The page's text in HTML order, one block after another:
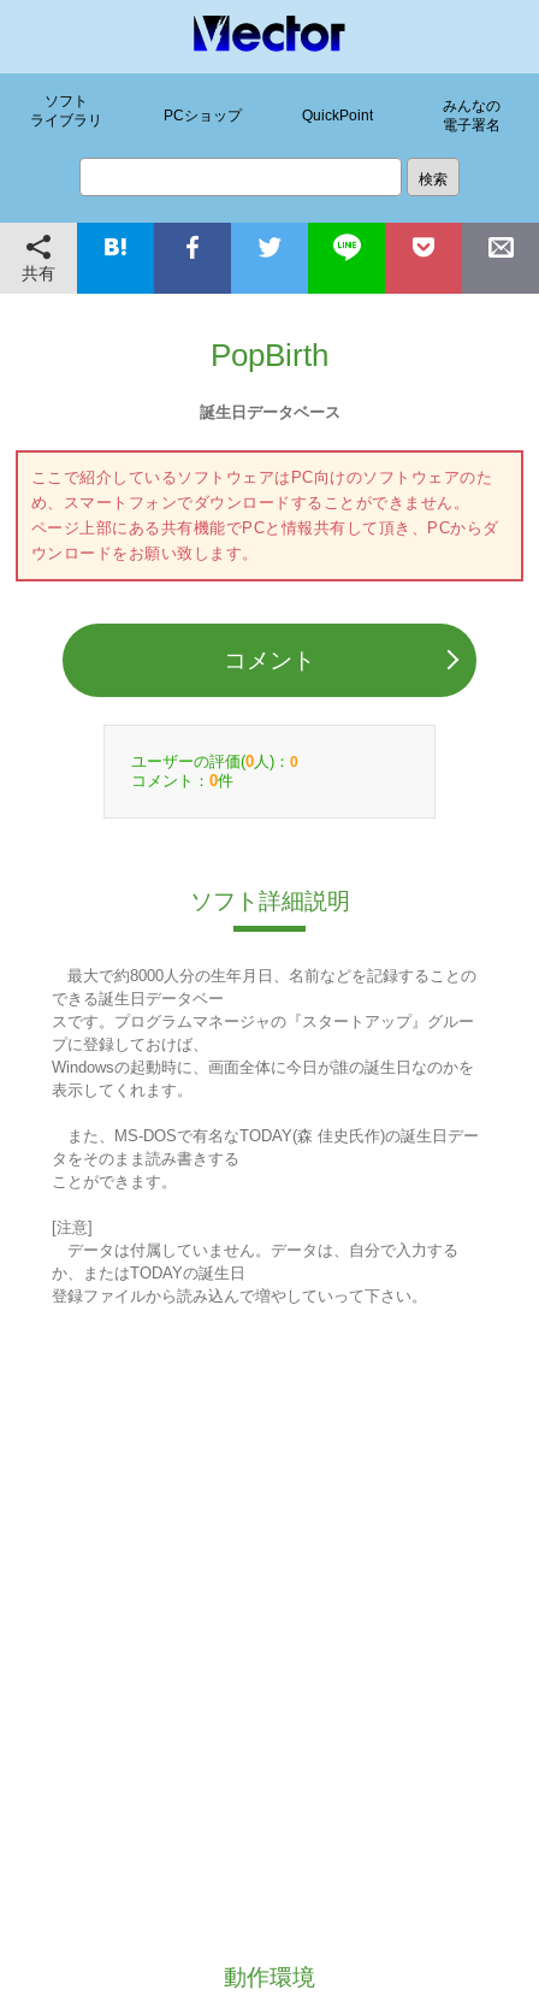
ソフト
ライブラリ
PCショップ QuickPoint
みんなの
電子署名
共有
PopBirth
誕生日データベース
ここで紹介しているソフトウェアはPC向けのソフトウェアのた
め、スマートフォンでダウンロードすることができません。
ページ上部にある共有機能でPCと情報共有して頂き、PCからダ
ウンロードをお願い致します。
コメント
ユーザーの評価(0 人)： 0
コメント： 0件
ソフト詳細説明
最大で約8000人分の生年月日、名前などを記録することの
できる誕生日データベー
スです。プログラムマネージャの『スタートアップ』グルー
プに登録しておけば、
Windowsの起動時に、画面全体に今日が誰の誕生日なのかを
表示してくれます。
また、MS-DOSで有名なTODAY(森 佳史氏作)の誕生日デー
タをそのまま読み書きする
ことができます。
[注意]
データは付属していません。データは、自分で入力する
か、またはTODAYの誕生日
登録ファイルから読み込んで増やしていって下さい。
動作環境